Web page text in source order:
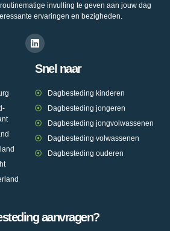
invulling te geven aan jouw dag
ervaringen en bezigheden.
Snel naar
Dagbesteding kinderen
Dagbesteding jongeren
Dagbesteding jongvolwassenen
Dagbesteding volwassenen
Dagbesteding ouderen
aanvragen?